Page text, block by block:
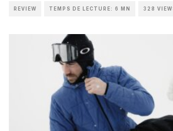
REVIEW TEMPS DE LECTURE: 6 MN 328